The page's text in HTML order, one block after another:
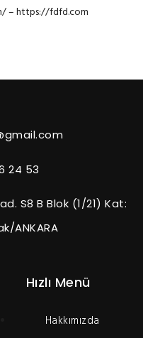
– https://fdfd.com
24 53
S8 B Blok (1/21) Kat:
ANKARA
Hızlı Menü
Hakkımızda